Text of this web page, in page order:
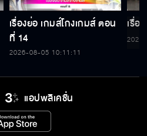
เรื่องย่อ เกมส์โกงเกมส์ ตอน
ที่ 14
2026-08-05 10:11:11
เรื่อ
แอปพลิเคชั่น